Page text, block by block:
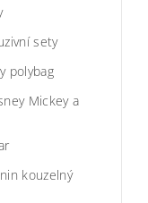
sety
polybag
Mickey a
kouzelný